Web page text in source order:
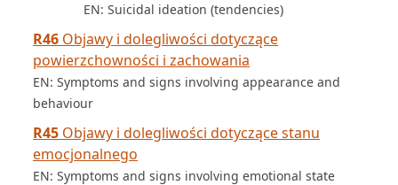
EN: Suicidal ideation (tendencies)
R46 Objawy i dolegliwości dotyczące
powierzchowności i zachowania
EN: Symptoms and signs involving appearance and
behaviour
R45 Objawy i dolegliwości dotyczące stanu
emocjonalnego
EN: Symptoms and signs involving emotional state